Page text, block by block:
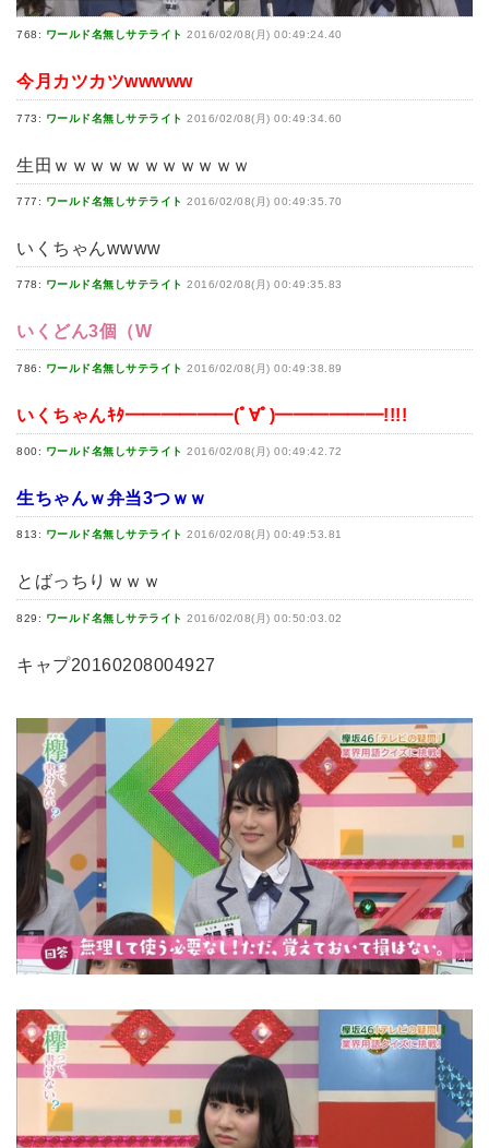
768: ワールド名無しサテライト 2016/02/08(月) 00:49:24.40
今月カツカツwwwww
773: ワールド名無しサテライト 2016/02/08(月) 00:49:34.60
生田ｗｗｗｗｗｗｗｗｗｗｗ
777: ワールド名無しサテライト 2016/02/08(月) 00:49:35.70
いくちゃんwwww
778: ワールド名無しサテライト 2016/02/08(月) 00:49:35.83
いくどん3個（W
786: ワールド名無しサテライト 2016/02/08(月) 00:49:38.89
いくちゃんｷﾀ━━━━━━(ﾟ∀ﾟ)━━━━━━!!!!
800: ワールド名無しサテライト 2016/02/08(月) 00:49:42.72
生ちゃんｗ弁当3つｗｗ
813: ワールド名無しサテライト 2016/02/08(月) 00:49:53.81
とばっちりｗｗｗ
829: ワールド名無しサテライト 2016/02/08(月) 00:50:03.02
キャプ20160208004927